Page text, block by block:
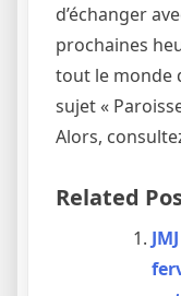
d’échanger
prochaines
tout le monde
sujet «
Alors,
Related